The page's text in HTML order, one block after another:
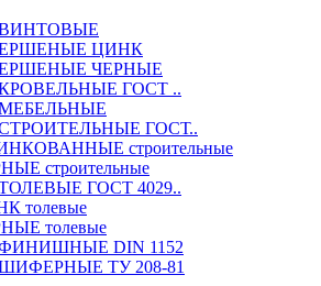
ЦИНК
ЧЕРНЫЕ
ГОСТ ..
ГОСТ..
строительные
строительные
ГОСТ 4029..
толевые
толевые
DIN 1152
ТУ 208-81